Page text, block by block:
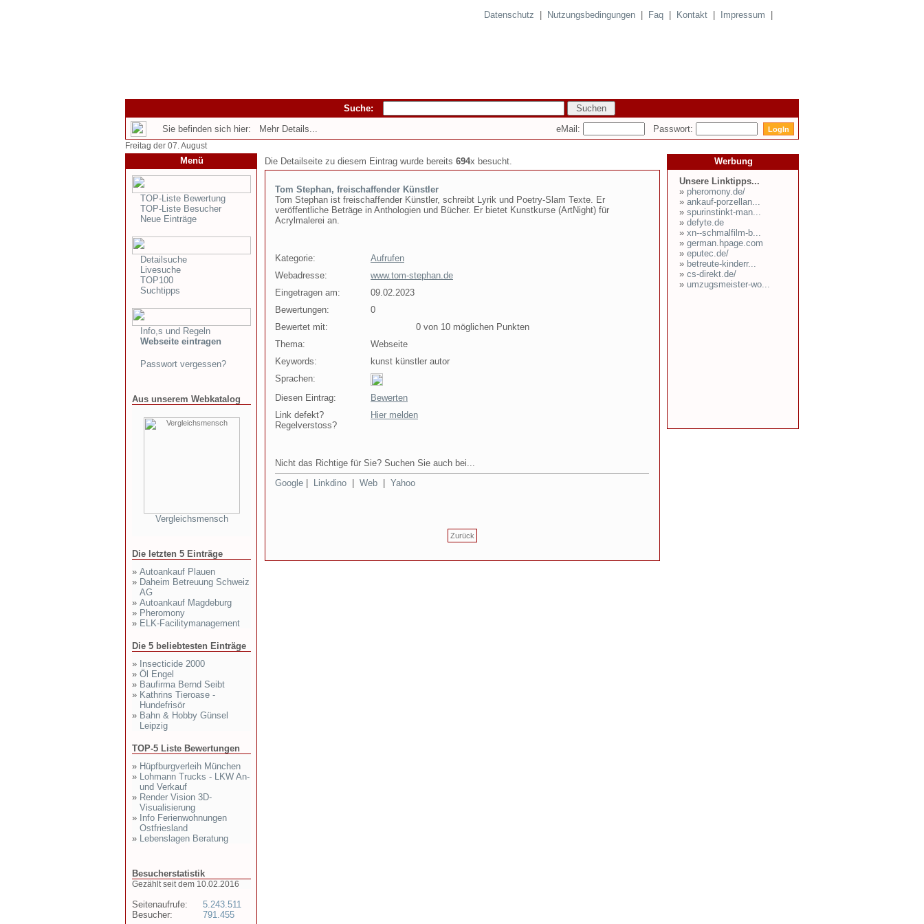
Datenschutz Nutzungsbedingungen Faq Kontakt Impressum
Suche:
Sie befinden sich hier: Mehr Details...
eMail: Passwort:
Freitag der 07. August
Menü
TOP-Liste Bewertung
TOP-Liste Besucher
Neue Einträge
Detailsuche
Livesuche
TOP100
Suchtipps
Info,s und Regeln
Webseite eintragen
Passwort vergessen?
Aus unserem Webkatalog
Vergleichsmensch
Die letzten 5 Einträge
» Autoankauf Plauen
» Daheim Betreuung Schweiz
AG
» Autoankauf Magdeburg
» Pheromony
» ELK-Facilitymanagement
Die 5 beliebtesten Einträge
» Insecticide 2000
» Öl Engel
» Baufirma Bernd Seibt
» Kathrins Tieroase -
Hundefrisör
» Bahn & Hobby Günsel
Leipzig
TOP-5 Liste Bewertungen
» Hüpfburgverleih München
» Lohmann Trucks - LKW An-
und Verkauf
» Render Vision 3D-
Visualisierung
» Info Ferienwohnungen
Ostfriesland
» Lebenslagen Beratung
Besucherstatistik
Gezählt seit dem 10.02.2016
Seitenaufrufe:
Besucher:
5.243.511
791.455
Die Detailseite zu diesem Eintrag wurde bereits 694x besucht.
Tom Stephan, freischaffender Künstler
Tom Stephan ist freischaffender Künstler, schreibt Lyrik und Poetry-Slam Texte. Er
veröffentliche Beträge in Anthologien und Bücher. Er bietet Kunstkurse (ArtNight) für
Acrylmalerei an.
Kategorie:
Aufrufen
Webadresse:
www.tom-stephan.de
Eingetragen am:
09.02.2023
Bewertungen:
0
Bewertet mit:
0 von 10 möglichen Punkten
Thema:
Webseite
Keywords:
kunst künstler autor
Sprachen:
Diesen Eintrag:
Bewerten
Link defekt?
Regelverstoss?
Hier melden
Nicht das Richtige für Sie? Suchen Sie auch bei...
Google
Linkdino Web Yahoo
Zurück
Werbung
Unsere Linktipps...
» pheromony.de/
» ankauf-porzellan...
» spurinstinkt-man...
» defyte.de
» xn--schmalfilm-b...
» german.hpage.com
» eputec.de/
» betreute-kinderr...
» cs-direkt.de/
» umzugsmeister-wo...